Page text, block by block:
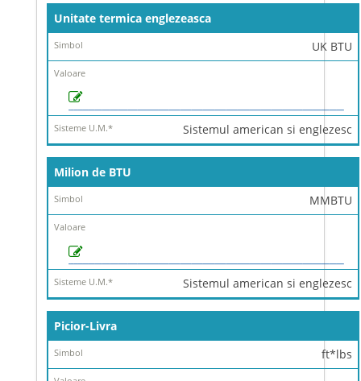
Unitate termica englezeasca
UK BTU
Sistemul american si englezesc
Milion de BTU
MMBTU
Sistemul american si englezesc
Picior-Livra
ft*lbs